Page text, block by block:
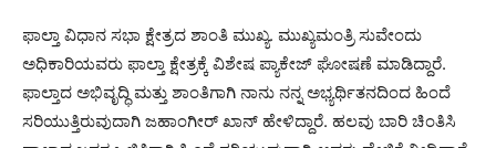
ಫಾಲ್ತಾ ವಿಧಾನ ಸಭಾ ಕ್ಷೇತ್ರದ ಶಾಂತಿ ಮುಖ್ಯ. ಮುಖ್ಯಮಂತ್ರಿ ಸುವೇಂದು
ಅಧಿಕಾರಿಯವರು ಫಾಲ್ತಾ ಕ್ಷೇತ್ರಕ್ಕೆ ವಿಶೇಷ ಪ್ಯಾಕೇಜ್ ಘೋಷಣೆ ಮಾಡಿದ್ದಾರೆ.
ಫಾಲ್ತಾದ ಅಭಿವೃದ್ಧಿ ಮತ್ತು ಶಾಂತಿಗಾಗಿ ನಾನು ನನ್ನ ಅಭ್ಯರ್ಥಿತನದಿಂದ ಹಿಂದೆ
ಸರಿಯುತ್ತಿರುವುದಾಗಿ ಜಹಾಂಗೀರ್ ಖಾನ್ ಹೇಳಿದ್ದಾರೆ. ಹಲವು ಬಾರಿ ಚಿಂತಿಸಿ